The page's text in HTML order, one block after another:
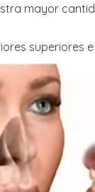
mayor
superiores